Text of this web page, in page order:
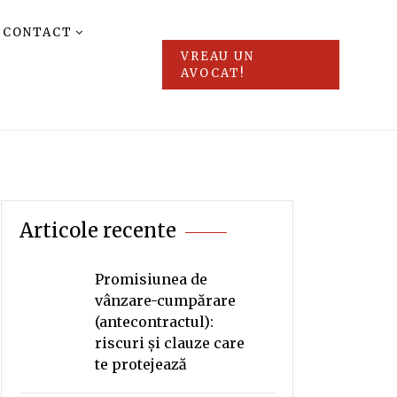
CONTACT
VREAU UN
AVOCAT!
Articole recente
Promisiunea de
vânzare-cumpărare
(antecontractul):
riscuri și clauze care
te protejează